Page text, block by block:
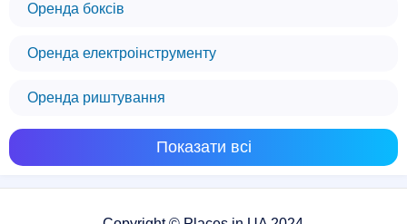
Оренда боксів
Оренда електроінструменту
Оренда риштування
Показати всі